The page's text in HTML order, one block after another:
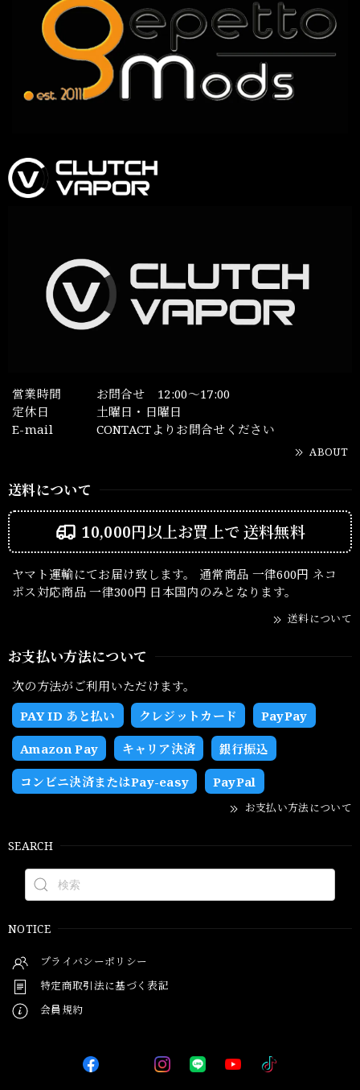
営業時間
お問合せ 12:00～17:00
定休日
土曜日・日曜日
E-mail
CONTACTよりお問合せください
ABOUT
送料について
10,000円以上お買上で送料無料
ヤマト運輸にてお届け致します。 通常商品 一律600円 ネコ
ポス対応商品 一律300円 日本国内のみとなります。
送料について
お支払い方法について
次の方法がご利用いただけます。
PAY ID あと払い
クレジットカード PayPay
Amazon Pay キャリア決済 銀行振込
コンビニ決済またはPay-easy PayPal
お支払い方法について
SEARCH
NOTICE
プライバシーポリシー
特定商取引法に基づく表記
会員規約